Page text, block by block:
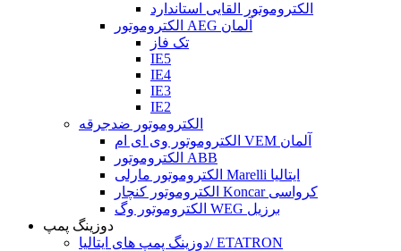
الکتروموتور القایی استاندارد
الکتروموتور AEG آلمان
تک فاز
IE5
IE4
IE3
IE2
الکتروموتور ضدجرقه
الکتروموتور وی ای ام VEM آلمان
الکتروموتور ABB
الکتروموتور مارلی Marelli ایتالیا
الکتروموتور کنچار Koncar کرواسی
الکتروموتور وگ WEG برزیل
دوزینگ پمپ
دوزینگ پمپ های ایتالیا/ ETATRON